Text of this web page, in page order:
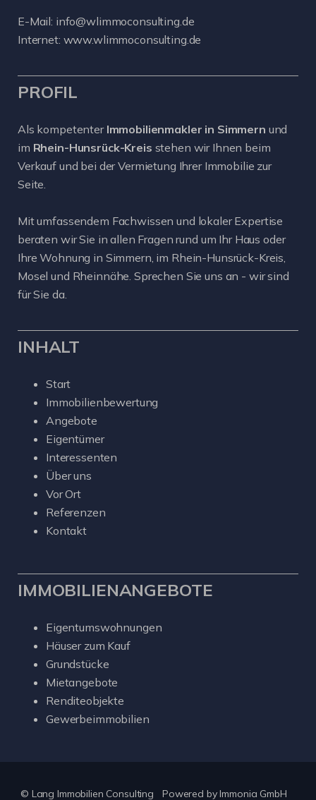
E-Mail: info@wlimmoconsulting.de
Internet: www.wlimmoconsulting.de
PROFIL
Als kompetenter Immobilienmakler in Simmern und
im Rhein-Hunsrück-Kreis stehen wir Ihnen beim
Verkauf und bei der Vermietung Ihrer Immobilie zur
Seite.
Mit umfassendem Fachwissen und lokaler Expertise
beraten wir Sie in allen Fragen rund um Ihr Haus oder
Ihre Wohnung in Simmern, im Rhein-Hunsrück-Kreis,
Mosel und Rheinnähe. Sprechen Sie uns an - wir sind
für Sie da.
INHALT
Start
Immobilienbewertung
Angebote
Eigentümer
Interessenten
Über uns
Vor Ort
Referenzen
Kontakt
IMMOBILIENANGEBOTE
Eigentumswohnungen
Häuser zum Kauf
Grundstücke
Mietangebote
Renditeobjekte
Gewerbeimmobilien
© Lang Immobilien Consulting Powered byImmonia GmbH